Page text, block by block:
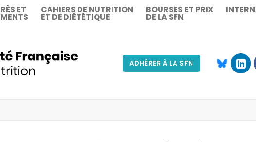
ET CAHIERS DE NUTRITION
ET DE DIÉTÉTIQUE
BOURSES ET PRIX
DE LA SFN
ADHÉRER À LA SFN